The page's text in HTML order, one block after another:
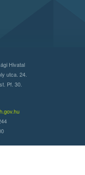
Hivatal
utca. 24.
Pf. 30.